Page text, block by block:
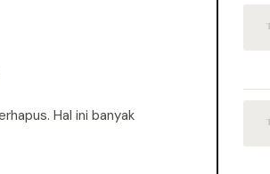
Hal ini banyak